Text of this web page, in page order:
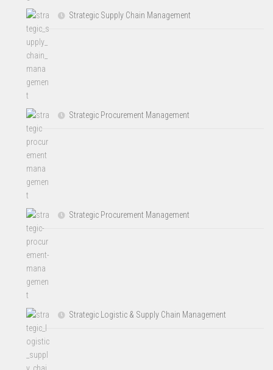
Strategic Supply Chain Management
Strategic Procurement Management
Strategic Procurement Management
Strategic Logistic & Supply Chain Management